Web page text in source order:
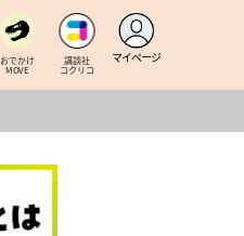
おでかけ
MOVE
講談社
コクリコ
マイページ